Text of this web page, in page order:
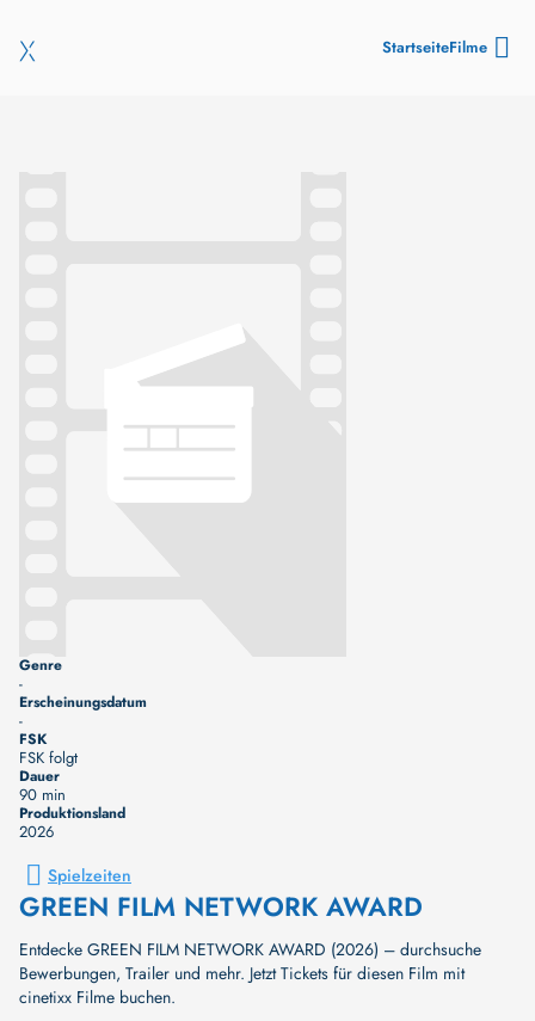
StartseiteFilme
Genre
-
Erscheinungsdatum
-
FSK
FSK folgt
Dauer
90 min
Produktionsland
2026
Spielzeiten
GREEN FILM NETWORK AWARD
Entdecke GREEN FILM NETWORK AWARD (2026) – durchsuche
Bewerbungen, Trailer und mehr. Jetzt Tickets für diesen Film mit
cinetixx Filme buchen.